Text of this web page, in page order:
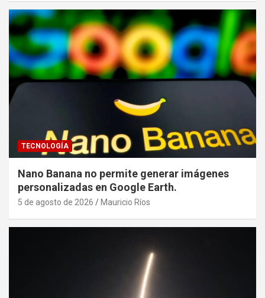
TECNOLOGÍA
Nano Banana no permite generar imágenes
personalizadas en Google Earth.
5 de agosto de 2026 Mauricio Ríos